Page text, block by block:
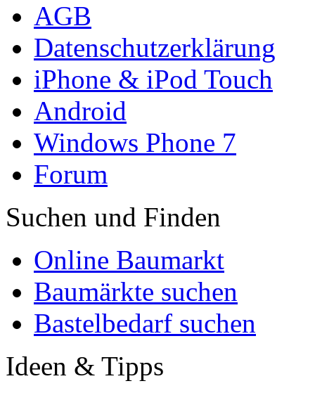
AGB
Datenschutzerklärung
iPhone & iPod Touch
Android
Windows Phone 7
Forum
Suchen und Finden
Online Baumarkt
Baumärkte suchen
Bastelbedarf suchen
Ideen & Tipps